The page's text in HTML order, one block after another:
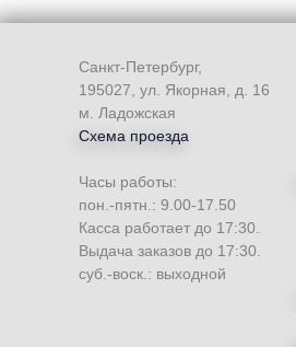
Санкт-Петербург,
195027, ул. Якорная, д. 16
м. Ладожская
Схема проезда
Часы работы:
пон.-пятн.: 9.00-17.50
Касса работает до 17:30.
Выдача заказов до 17:30.
суб.-воск.: выходной